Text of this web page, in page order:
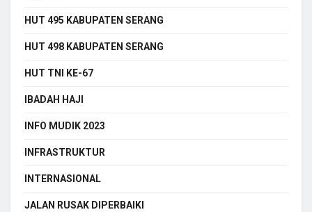
HUT 495 KABUPATEN SERANG
HUT 498 KABUPATEN SERANG
HUT TNI KE-67
IBADAH HAJI
INFO MUDIK 2023
INFRASTRUKTUR
INTERNASIONAL
JALAN RUSAK DIPERBAIKI